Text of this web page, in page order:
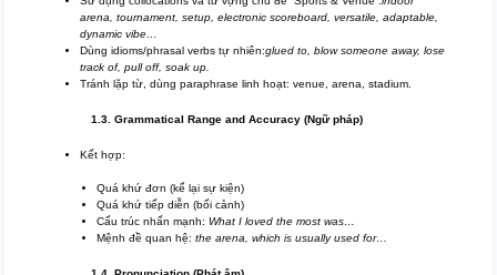
arena, tournament, setup, electronic scoreboard, versatile, adaptable,
dynamic vibe…
Dùng idioms/phrasal verbs tự nhiên:glued to, blow someone away, lose
track of, pull off, soak up.
Tránh lặp từ, dùng paraphrase linh hoạt: venue, arena, stadium.
1.3. Grammatical Range and Accuracy (Ngữ pháp)
Kết hợp:
Quá khứ đơn (kể lại sự kiện)
Quá khứ tiếp diễn (bối cảnh)
Cấu trúc nhấn mạnh:What I loved the most was…
Mệnh đề quan hệ:the arena, which is usually used for…